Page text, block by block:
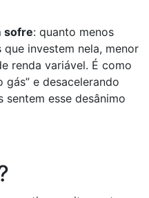
sofre: quanto menos
investem nela, menor
renda variável. É como
gás” e desacelerando
sentem esse desânimo